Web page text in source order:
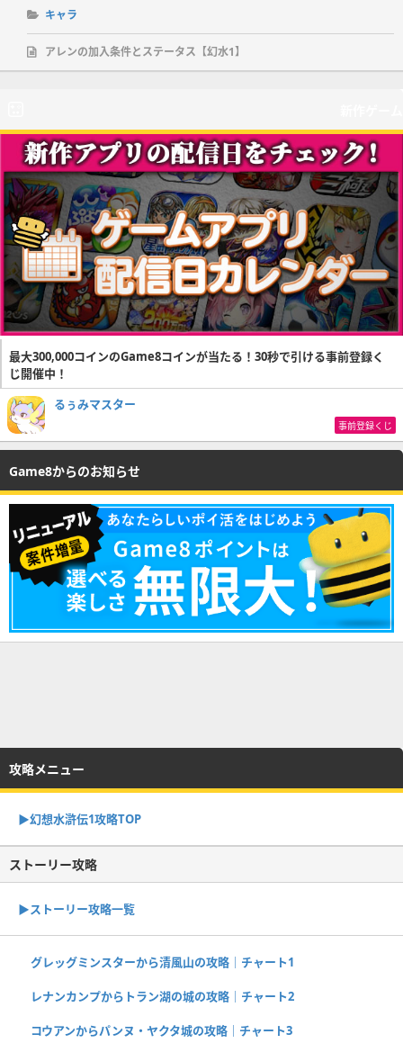
キャラ
アレンの加入条件とステータス【幻水1】
最大300,000コインのGame8コインが当たる！30秒で引ける事前登録く
じ開催中！
るぅみマスター
事前登録くじ
Game8からのお知らせ
攻略メニュー
▶︎幻想水滸伝1攻略TOP
ストーリー攻略
▶︎ストーリー攻略一覧
グレッグミンスターから清風山の攻略｜チャート1
レナンカンプからトラン湖の城の攻略｜チャート2
コウアンからパンヌ・ヤクタ城の攻略｜チャート3